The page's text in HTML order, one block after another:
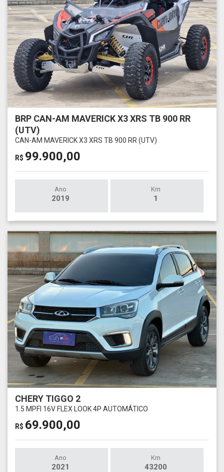
BRP CAN-AM MAVERICK X3 XRS TB 900 RR
(UTV)
CAN-AM MAVERICK X3 XRS TB 900 RR (UTV)
R$ 99.900,00
Ano
2019
Km
1
CHERY TIGGO 2
1.5 MPFI 16V FLEX LOOK 4P AUTOMÁTICO
R$ 69.900,00
Ano
2021
Km
43200